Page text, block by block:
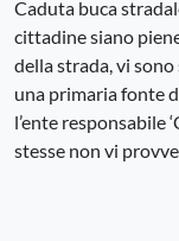
Caduta buca
cittadine siano
della strada, vi
una primaria fonte
l’ente responsabile
stesse non vi